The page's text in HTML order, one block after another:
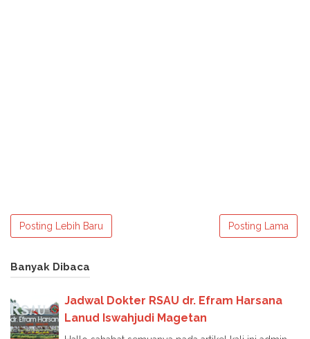
Posting Lebih Baru Posting Lama
Banyak Dibaca
Jadwal Dokter RSAU dr. Efram Harsana
Lanud Iswahjudi Magetan